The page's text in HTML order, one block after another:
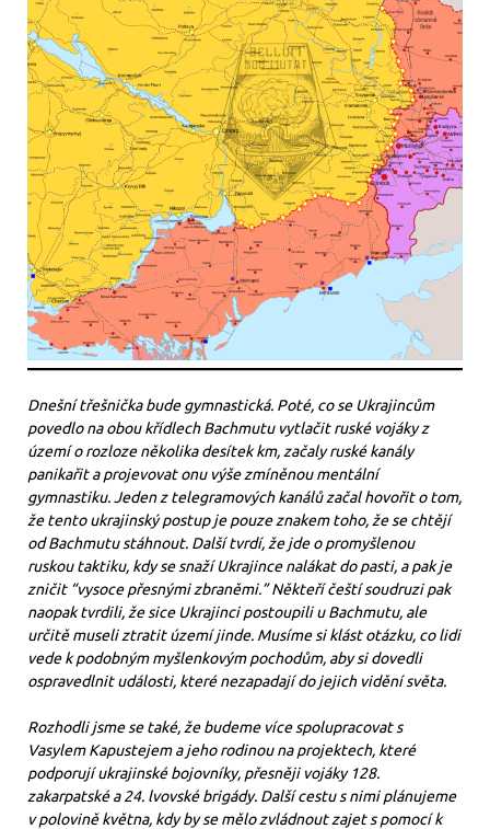
Dnešní třešnička bude gymnastická. Poté, co se Ukrajincům
povedlo na obou křídlech Bachmutu vytlačit ruské vojáky z
území o rozloze několika desítek km, začaly ruské kanály
panikařit a projevovat onu výše zmíněnou mentální
gymnastiku. Jeden z telegramových kanálů začal hovořit o tom,
že tento ukrajinský postup je pouze znakem toho, že se chtějí
od Bachmutu stáhnout. Další tvrdí, že jde o promyšlenou
ruskou taktiku, kdy se snaží Ukrajince nalákat do pasti, a pak je
zničit “vysoce přesnými zbraněmi.” Někteří čeští soudruzi pak
naopak tvrdili, že sice Ukrajinci postoupili u Bachmutu, ale
určitě museli ztratit území jinde. Musíme si klást otázku, co lidi
vede k podobným myšlenkovým pochodům, aby si dovedli
ospravedlnit události, které nezapadají do jejich vidění světa.
Rozhodli jsme se také, že budeme více spolupracovat s
Vasylem Kapustejem a jeho rodinou na projektech, které
podporují ukrajinské bojovníky, přesněji vojáky 128.
zakarpatské a 24. lvovské brigády. Další cestu s nimi plánujeme
v polovině května, kdy by se mělo zvládnout zajet s pomocí k